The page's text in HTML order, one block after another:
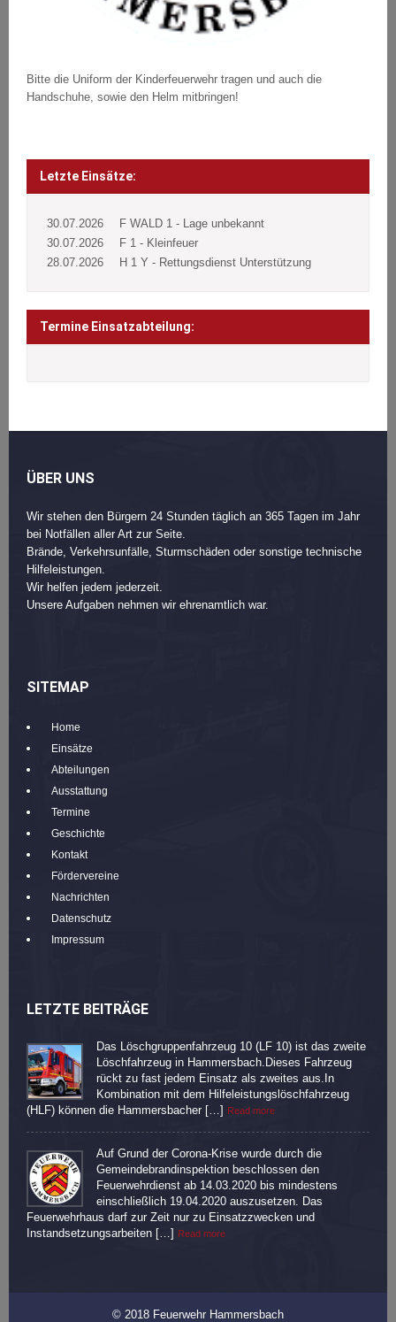
Bitte die Uniform der Kinderfeuerwehr tragen und auch die
Handschuhe, sowie den Helm mitbringen!
Post
navigation
Beitragsnavigation
Letzte Einsätze:
30.07.2026
F WALD 1 - Lage unbekannt
30.07.2026
F 1 - Kleinfeuer
28.07.2026
H 1 Y - Rettungsdienst Unterstützung
Termine Einsatzabteilung:
ÜBER UNS
Wir stehen den Bürgern 24 Stunden täglich an 365 Tagen im Jahr
bei Notfällen aller Art zur Seite.
Brände, Verkehrsunfälle, Sturmschäden oder sonstige technische
Hilfeleistungen.
Wir helfen jedem jederzeit.
Unsere Aufgaben nehmen wir ehrenamtlich war.
SITEMAP
Home
Einsätze
Abteilungen
Ausstattung
Termine
Geschichte
Kontakt
Fördervereine
Nachrichten
Datenschutz
Impressum
LETZTE BEITRÄGE
Das Löschgruppenfahrzeug 10 (LF 10) ist das zweite
Löschfahrzeug in Hammersbach.Dieses Fahrzeug
rückt zu fast jedem Einsatz als zweites aus.In
Kombination mit dem Hilfeleistungslöschfahrzeug
(HLF) können die Hammersbacher […] Read more
Auf Grund der Corona-Krise wurde durch die
Gemeindebrandinspektion beschlossen den
Feuerwehrdienst ab 14.03.2020 bis mindestens
einschließlich 19.04.2020 auszusetzen. Das
Feuerwehrhaus darf zur Zeit nur zu Einsatzzwecken und
Instandsetzungsarbeiten […] Read more
© 2018 Feuerwehr Hammersbach